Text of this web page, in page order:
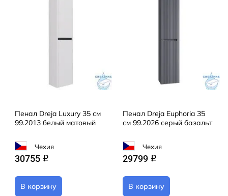
Пенал Dreja Luxury 35 см
99.2013 белый матовый
Чехия
30755 q
В корзину
Пенал Dreja Euphoria 35
см 99.2026 серый базальт
Чехия
29799 q
В корзину